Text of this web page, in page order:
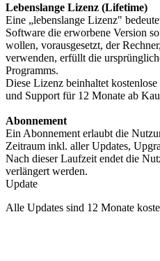
Lebenslange Lizenz (Lifetime)
Eine „lebenslange Lizenz"
Software die erworbene Version
wollen, vorausgesetzt, der
verwenden, erfüllt die
Programms.
Diese Lizenz beinhaltet
und Support für 12 Monate ab
Abonnement
Ein Abonnement erlaubt die
Zeitraum inkl. aller Updates,
Nach dieser Laufzeit endet die
verlängert werden.
Update
Alle Updates sind 12 Monate